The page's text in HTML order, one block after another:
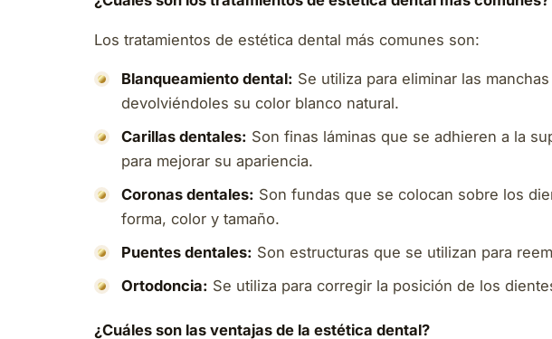
Los tratamientos de estética dental más comunes son:
Blanqueamiento dental: Se utiliza para eliminar las
devolviéndoles su color blanco natural.
Carillas dentales: Son finas láminas que se adhieren a la
para mejorar su apariencia.
Coronas dentales: Son fundas que se colocan sobre los
forma, color y tamaño.
Puentes dentales: Son estructuras que se utilizan para
Ortodoncia: Se utiliza para corregir la posición de los
¿Cuáles son las ventajas de la estética dental?